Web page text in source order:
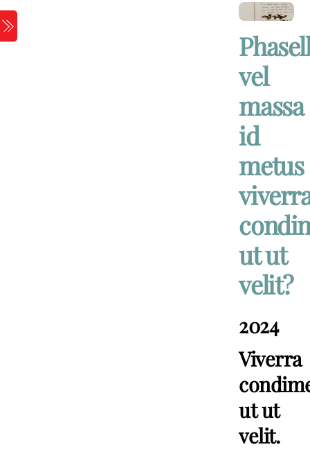
Skip
to
content
vel
massa
id
metus
ut ut
velit?
2024
Viverra
ut ut
velit.